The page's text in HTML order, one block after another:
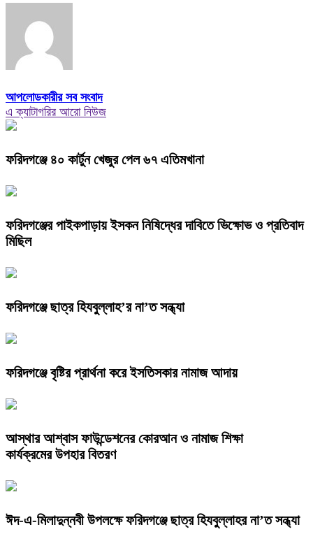
আপলোডকারীর সব সংবাদ
এ ক্যাটাগরির আরো নিউজ
ফরিদগঞ্জে ৪০ কার্টুন খেজুর পেল ৬৭ এতিমখানা
ফরিদগঞ্জের পাইকপাড়ায় ইসকন নিষিদ্ধের দাবিতে ভিক্ষোভ ও প্রতিবাদ
মিছিল
ফরিদগঞ্জে ছাত্র হিযবুল্লাহ’র না’ত সন্ধ্যা
ফরিদগঞ্জে বৃষ্টির প্রার্থনা করে ইসতিসকার নামাজ আদায়
আস্থার আশ্বাস ফাউন্ডেশনের কোরআন ও নামাজ শিক্ষা
কার্যক্রমের উপহার বিতরণ
ঈদ-এ-মিলাদুন্নবী উপলক্ষে ফরিদগঞ্জে ছাত্র হিযবুল্লাহর না’ত সন্ধ্যা